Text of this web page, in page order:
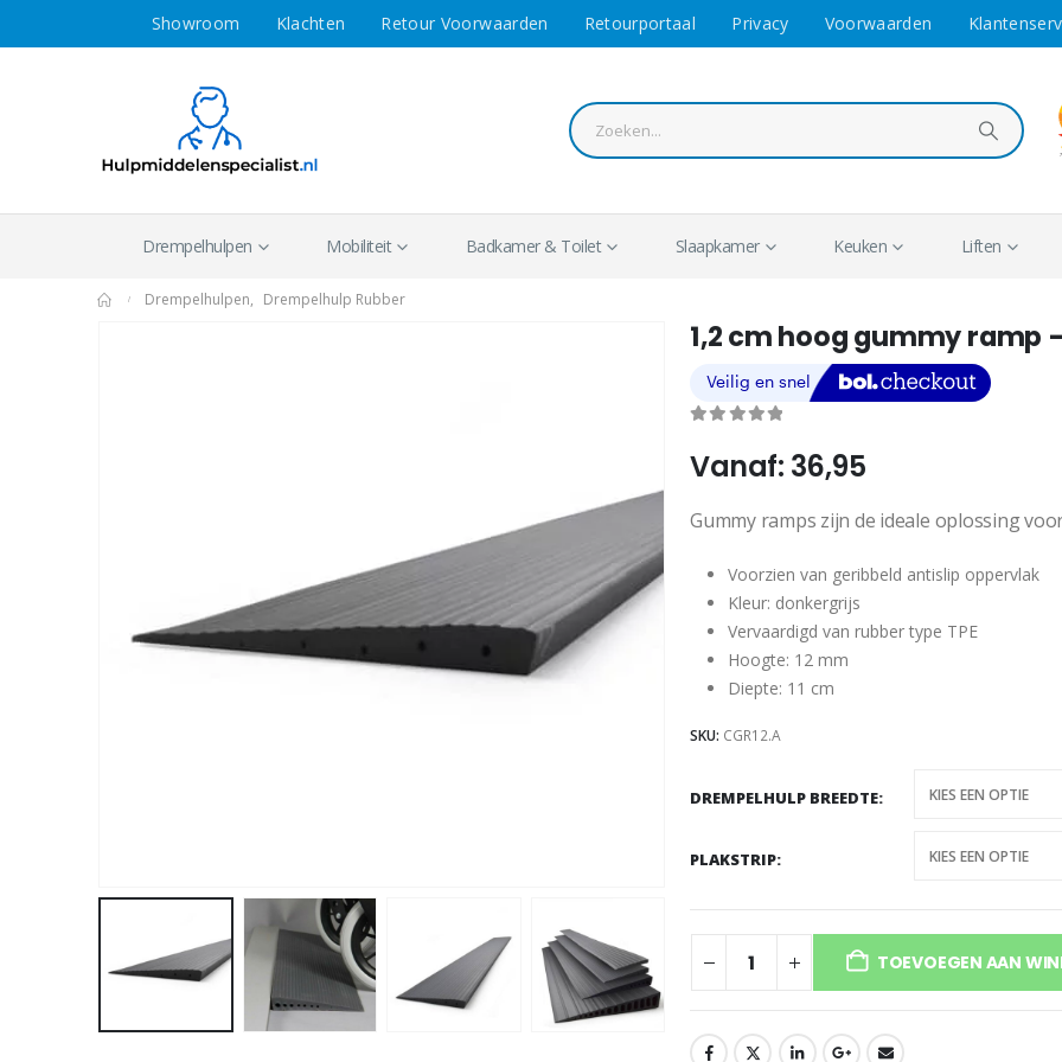
Showroom Klachten Retour Voorwaarden Retourportaal Privacy Voorwaarden
Drempelhulpen Mobiliteit Badkamer & Toilet Slaapkamer Keuken Liften
Drempelhulpen, Drempelhulp Rubber
1,2 cm hoog gummy ramp
Vanaf: 36,95
Gummy ramps zijn de ideale oplossing
Voorzien van geribbeld antislip oppervlak
Kleur: donkergrijs
Vervaardigd van rubber type TPE
Hoogte: 12 mm
Diepte: 11 cm
SKU: CGR12.A
DREMPELHULP BREEDTE
PLAKSTRIP
TOEVOEGEN AAN